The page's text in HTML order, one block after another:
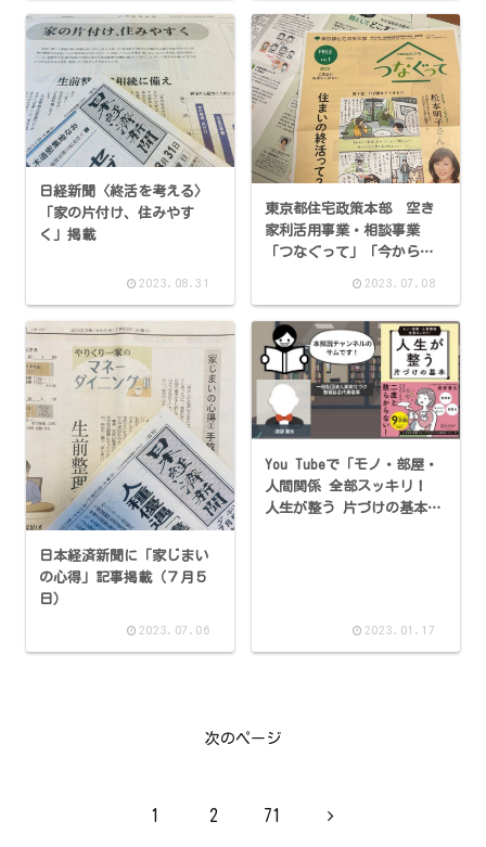
日経新聞〈終活を考える〉
「家の片付け、住みやす
く」掲載
2023.08.31
東京都住宅政策本部 空き
家利活用事業・相談事業
「つなぐって」「今から始
2023.07.08
日本経済新聞に「家じまい
の心得」記事掲載（７月５
日）
2023.07.06
You Tubeで「モノ・部屋・
人間関係 全部スッキリ！
人生が整う 片づけの基本
2023.01.17
次のページ
1 2 71 次